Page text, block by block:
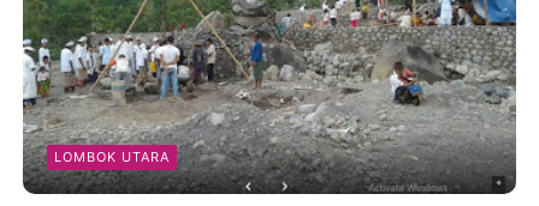
LOMBOK UTARA